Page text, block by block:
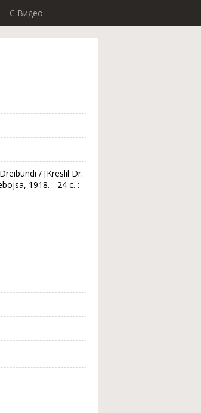
C Видео
/ [Kreslil Dr.
1918. - 24 с. :